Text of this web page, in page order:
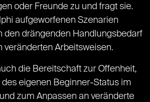
oder Freunde zu und fragt sie.
aufgeworfenen Szenarien
den drängenden Handlungsbedarf
veränderten Arbeitsweisen.
die Bereitschaft zur Offenheit,
eigenen Beginner-Status im
zum Anpassen an veränderte